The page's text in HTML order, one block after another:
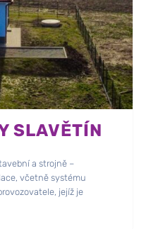
SLAVĚTÍN
a strojně –
včetně systému
jejíž je